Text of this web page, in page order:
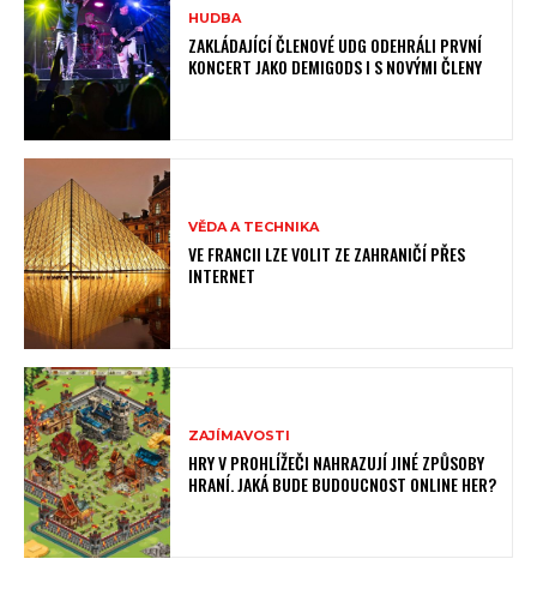
HUDBA
ZAKLÁDAJÍCÍ ČLENOVÉ UDG ODEHRÁLI PRVNÍ
KONCERT JAKO DEMIGODS I S NOVÝMI ČLENY
VĚDA A TECHNIKA
VE FRANCII LZE VOLIT ZE ZAHRANIČÍ PŘES
INTERNET
ZAJÍMAVOSTI
HRY V PROHLÍŽEČI NAHRAZUJÍ JINÉ ZPŮSOBY
HRANÍ. JAKÁ BUDE BUDOUCNOST ONLINE HER?